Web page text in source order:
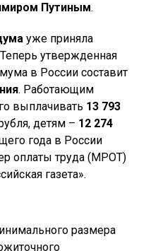
Путиным.
уже приняла
утвержденная
в России составит
. Работающим
выплачивать 13 793
детям – 12 274
года в России
оплаты труда (МРОТ)
газета».
размера